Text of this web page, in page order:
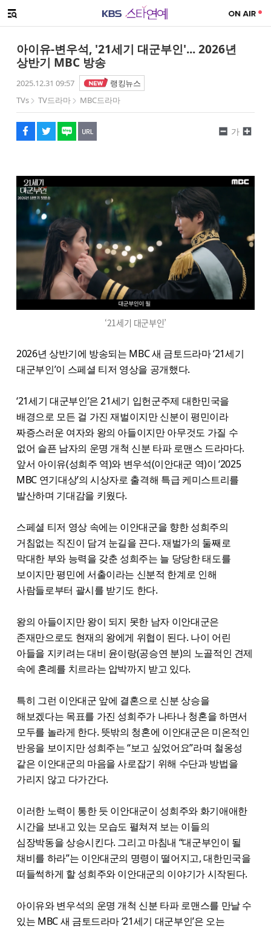
메뉴 열기
아이유-변우석, '21세기 대군부인'... 2026년
상반기 MBC 방송
2025.12.31 09:57
랭킹뉴스
TVs
TV드라마 MBC드라마
페이스북
트위터
네이버
URL복사
글씨 작게보기
가
글씨 크게보기
‘21세기 대군부인’
2026년 상반기에 방송되는 MBC 새 금토드라마 ‘21세기
대군부인’이 스페셜 티저 영상을 공개했다.
‘21세기 대군부인’은 21세기 입헌군주제 대한민국을
배경으로 모든 걸 가진 재벌이지만 신분이 평민이라
짜증스러운 여자와 왕의 아들이지만 아무것도 가질 수
없어 슬픈 남자의 운명 개척 신분 타파 로맨스 드라마다.
앞서 아이유(성희주 역)와 변우석(이안대군 역)이 ‘2025
MBC 연기대상’의 시상자로 출격해 특급 케미스트리를
발산하며 기대감을 키웠다.
스페셜 티저 영상 속에는 이안대군을 향한 성희주의
거침없는 직진이 담겨 눈길을 끈다. 재벌가의 둘째로
막대한 부와 능력을 갖춘 성희주는 늘 당당한 태도를
보이지만 평민에 서출이라는 신분적 한계로 인해
사람들로부터 괄시를 받기도 한다.
왕의 아들이지만 왕이 되지 못한 남자 이안대군은
존재만으로도 현재의 왕에게 위협이 된다. 나이 어린
아들을 지키려는 대비 윤이랑(공승연 분)의 노골적인 견제
속에 혼례를 치르라는 압박까지 받고 있다.
특히 그런 이안대군 앞에 결혼으로 신분 상승을
해보겠다는 목표를 가진 성희주가 나타나 청혼을 하면서
모두를 놀라게 한다. 뜻밖의 청혼에 이안대군은 미온적인
반응을 보이지만 성희주는 “보고 싶었어요”라며 철옹성
같은 이안대군의 마음을 사로잡기 위해 수단과 방법을
가리지 않고 다가간다.
이러한 노력이 통한 듯 이안대군이 성희주와 화기애애한
시간을 보내고 있는 모습도 펼쳐져 보는 이들의
심장박동을 상승시킨다. 그리고 마침내 “대군부인이 될
채비를 하라”는 이안대군의 명령이 떨어지고, 대한민국을
떠들썩하게 할 성희주와 이안대군의 이야기가 시작된다.
아이유와 변우석의 운명 개척 신분 타파 로맨스를 만날 수
있는 MBC 새 금토드라마 ‘21세기 대군부인’은 오는
해시태그